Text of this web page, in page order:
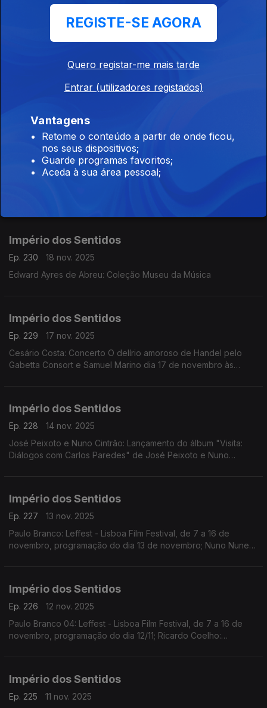
Piñeiro Nagy, Filipe Faria, Vanessa Pires, Fábio Loureiro,
Gonçalo Duarte e Isabel Meira: Reportagem Mudança Museu
Império dos Sentidos
Pedro Neves: Concertos OML, direção Pedro Neves; Henrique
Meira: Reportagem Cacofone
Império dos Sentidos
19 nov. 2025
restauros do Museu Música
Império dos Sentidos
Ep. 230
18 nov. 2025
Edward Ayres de Abreu: Coleção Museu da Música
Império dos Sentidos
Ep. 229
17 nov. 2025
Cesário Costa: Concerto O delírio amoroso de Handel pelo
Gabetta Consort e Samuel Marino dia 17 de novembro às
Império dos Sentidos
Ep. 228
14 nov. 2025
José Peixoto e Nuno Cintrão: Lançamento do álbum "Visita:
Diálogos com Carlos Paredes" de José Peixoto e Nuno
Império dos Sentidos
Ep. 227
13 nov. 2025
Paulo Branco: Leffest - Lisboa Film Festival, de 7 a 16 de
novembro, programação do dia 13 de novembro; Nuno Nunes:
Império dos Sentidos
Ep. 226
12 nov. 2025
Paulo Branco 04: Leffest - Lisboa Film Festival, de 7 a 16 de
novembro, programação do dia 12/11; Ricardo Coelho:
Império dos Sentidos
Ep. 225
11 nov. 2025
REGISTE-SE AGORA
Quero registar-me mais tarde
Entrar (utilizadores registados)
Vantagens
Retome o conteúdo a partir de onde ficou,
nos seus dispositivos;
Guarde programas favoritos;
Aceda à sua área pessoal;